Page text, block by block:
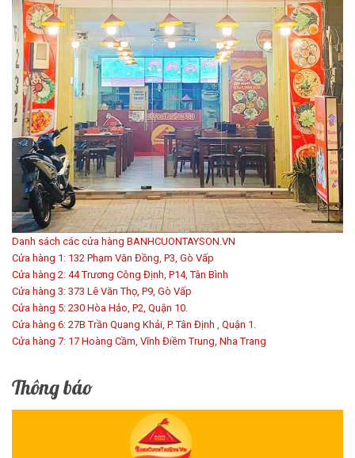
Danh sách các cửa hàng BANHCUONTAYSON.VN
Cửa hàng 1: 132 Phạm Văn Đồng, P3, Gò Vấp
Cửa hàng 2: 44 Trương Công Định, P14, Tân Bình
Cửa hàng 3: 373 Lê Văn Thọ, P9, Gò Vấp
Cửa hàng 5: 230 Hòa Hảo, P2, Quận 10.
Cửa hàng 6: 27B Trần Quang Khải, P. Tân Định , Quận 1.
Cửa hàng 7: 17 Hoàng Cầm, Vĩnh Điềm Trung, Nha Trang
Thông báo